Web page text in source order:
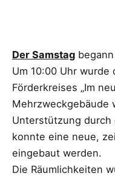
Der Samstag
Um 10:00 Uhr
Förderkreises „Im
Mehrzweckgebäude
Unterstützung durch
konnte eine neue,
eingebaut werden.
Die Räumlichkeiten